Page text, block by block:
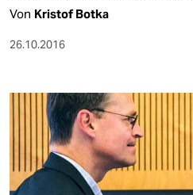
Von Kristof Botka
26.10.2016